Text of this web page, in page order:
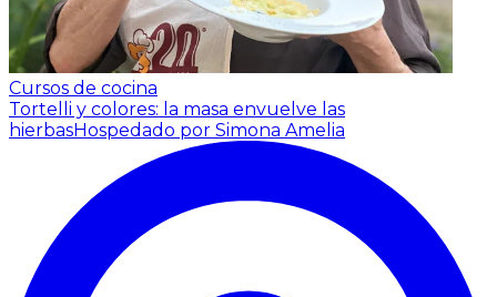
Cursos de cocina
Tortelli y colores: la masa envuelve las
hierbasHospedado por Simona Amelia